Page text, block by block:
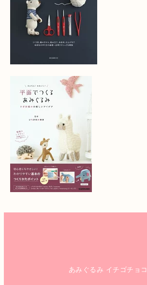
あみぐるみ イチゴチョコ